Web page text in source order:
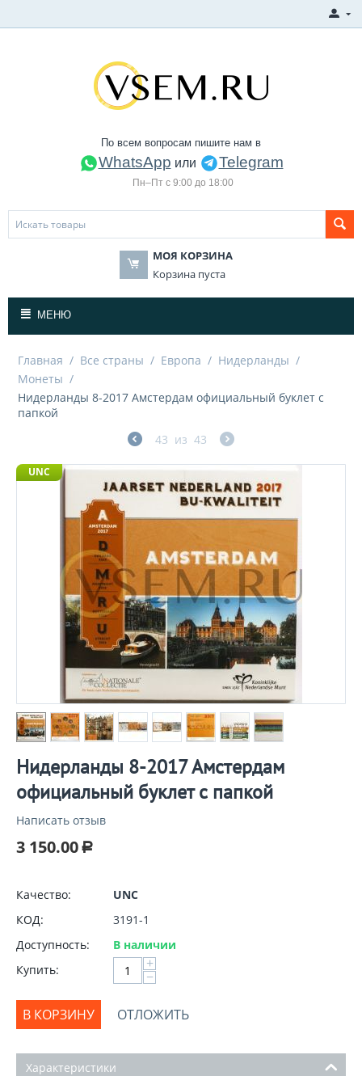
По всем вопросам пишите нам в
WhatsApp или Telegram
Пн–Пт с 9:00 до 18:00
МОЯ КОРЗИНА
Корзина пуста
МЕНЮ
Главная / Все страны / Европа / Нидерланды /
Монеты /
Нидерланды 8-2017 Амстердам официальный буклет с
папкой
43 из 43
UNC
Нидерланды 8-2017 Амстердам
официальный буклет с папкой
Написать отзыв
3 150.00 Р
Качество:
UNC
КОД:
3191-1
Доступность:
В наличии
Купить:
+
−
В КОРЗИНУ ОТЛОЖИТЬ
Характеристики